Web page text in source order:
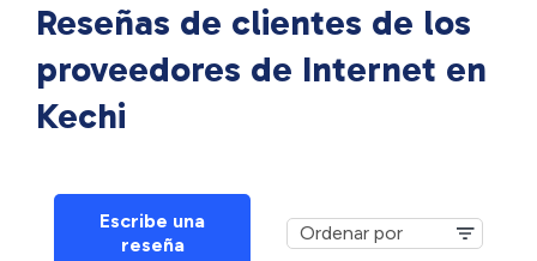
Reseñas de clientes de los
proveedores de Internet en
Kechi
Escribe una
reseña